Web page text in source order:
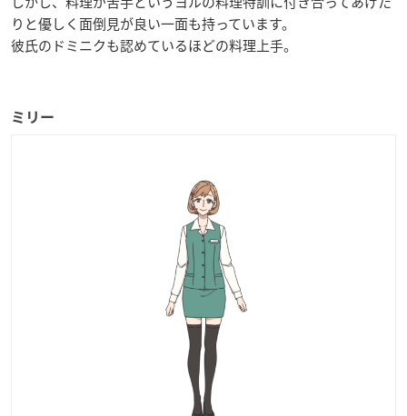
りと優しく面倒見が良い一面も持っています。
彼氏のドミニクも認めているほどの料理上手。
ミリー